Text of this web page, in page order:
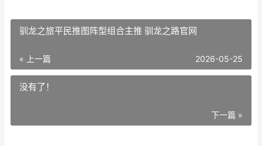
驯龙之旅平民推图阵型组合主推 驯龙之路官网
« 上一篇 2026-05-25
没有了！
下一篇 »